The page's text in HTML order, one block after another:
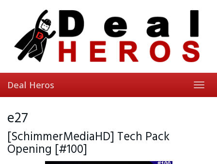
Deal Heros
e27
[SchimmerMediaHD] Tech Pack
Opening [#100]